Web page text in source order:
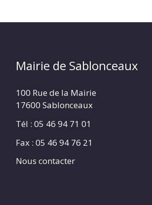
Mairie de Sablonceaux
100 Rue de la Mairie
17600 Sablonceaux
Tél : 05 46 94 71 01
Fax : 05 46 94 76 21
Nous contacter